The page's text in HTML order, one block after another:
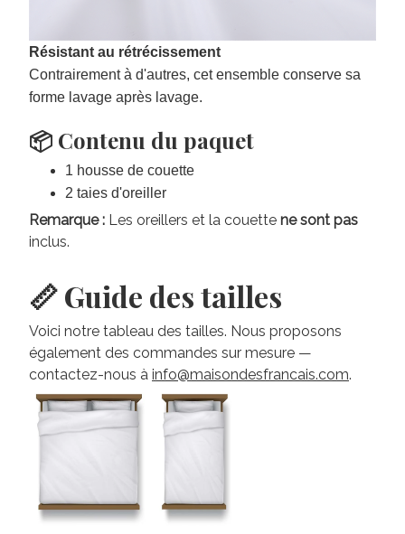
Résistant au rétrécissement
Contrairement à d'autres, cet ensemble conserve sa
forme lavage après lavage.
📦 Contenu du paquet
1 housse de couette
2 taies d'oreiller
Remarque : Les oreillers et la couette ne sont pas
inclus.
📏 Guide des tailles
Voici notre tableau des tailles. Nous proposons
également des commandes sur mesure —
contactez-nous à info@maisondesfrancais.com.